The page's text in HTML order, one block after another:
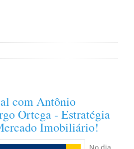
com Antônio
Ortega - Estratégia
Imobiliário!